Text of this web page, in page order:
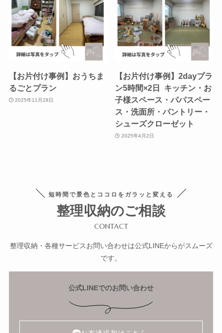
【お片付け事例】おうちま
るごとプラン
2025年11月28日
【お片付け事例】2dayプラ
ン5時間×2日 キッチン・お
子様スペース・パパスペー
ス・洗面所・パントリー・
シューズクローゼット
2025年4月2日
短時間で景色とココロをガラッと変える
整理収納のご相談
CONTACT
整理収納・各種サービスお問い合わせは公式LINEからがスムーズ
です。
公式LINEでのお問い合わせ